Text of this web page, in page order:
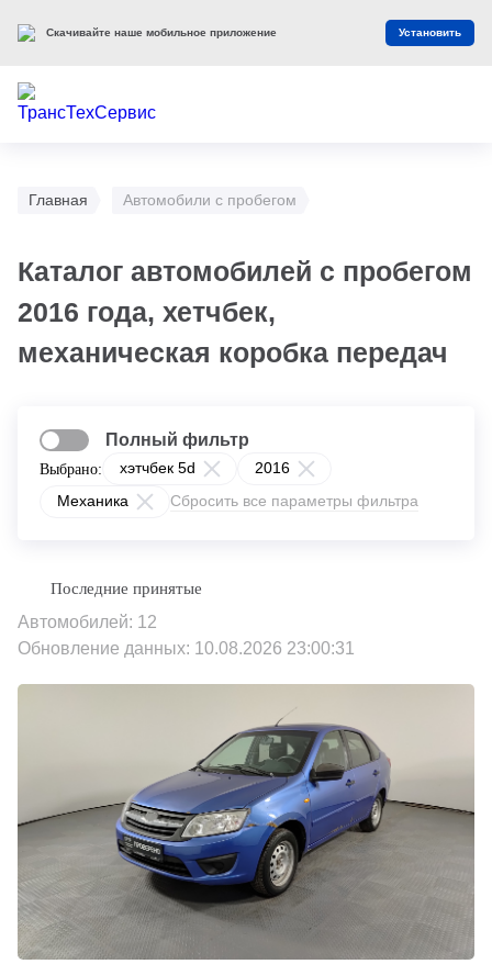
Главная Автомобили с пробегом
Каталог автомобилей с пробегом
2016 года, хетчбек,
механическая коробка передач
Выбрано: хэтчбек 5d
2016
Механика
Сбросить все параметры фильтра
Полный фильтр
Автомобилей: 12
Обновление данных: 10.08.2026 23:00:31
Скачивайте наше мобильное приложение Установить